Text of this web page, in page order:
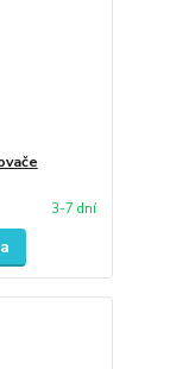
3-7 dní